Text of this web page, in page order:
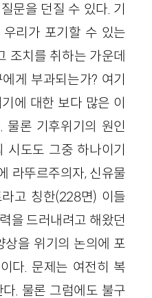
문을 던질 수 있다. 기
리가 포기할 수 있는
조치를 취하는 가운데
게 부과되는가? 여기
에 대한 보다 많은 이
물론 기후위기의 원인
시도도 그중 하나이기
라뚜르주의자, 신유물
고 칭한(228면) 이들
을 드러내려고 해왔던
상을 위기의 논의에 포
다. 문제는 여전히 복
. 물론 그럼에도 불구